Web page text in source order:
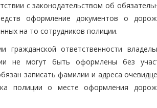
с законодательством об
оформление документов о
на то сотрудников полиции.
ответственности
не могут быть оформлены без
записать фамилии и адреса
полиции о месте оформления